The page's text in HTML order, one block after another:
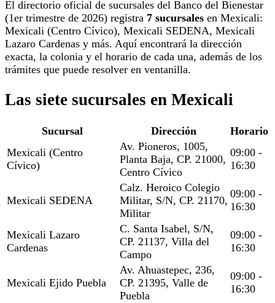
El directorio oficial de sucursales del Banco del Bienestar
(1er trimestre de 2026) registra 7 sucursales en Mexicali:
Mexicali (Centro Cívico), Mexicali SEDENA, Mexicali
Lazaro Cardenas y más. Aquí encontrará la dirección
exacta, la colonia y el horario de cada una, además de los
trámites que puede resolver en ventanilla.
Las siete sucursales en Mexicali
Sucursal Dirección
Horario
Mexicali (Centro
Cívico)
Av. Pioneros, 1005,
Planta Baja, CP. 21000,
Centro Cívico
09:00 -
16:30
Mexicali SEDENA
Calz. Heroico Colegio
Militar, S/N, CP. 21170,
Militar
09:00 -
16:30
Mexicali Lazaro
Cardenas
C. Santa Isabel, S/N,
CP. 21137, Villa del
Campo
09:00 -
16:30
Mexicali Ejido Puebla
Av. Ahuastepec, 236,
CP. 21395, Valle de
Puebla
09:00 -
16:30